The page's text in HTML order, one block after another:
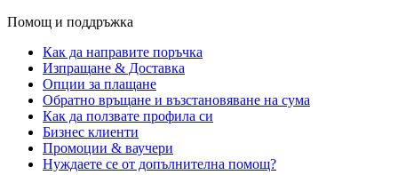
Помощ и поддръжка
Как да направите поръчка
Изпращане & Доставка
Опции за плащане
Обратно връщане и възстановяване на сума
Как да ползвате профила си
Бизнес клиенти
Промоции & ваучери
Нуждаете се от допълнителна помощ?